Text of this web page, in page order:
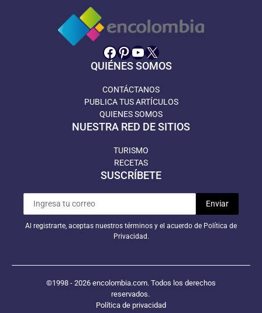
Facebook
Pinterest
YouTube
X
QUIÉNES SOMOS
CONTÁCTANOS
PUBLICA TUS ARTÍCULOS
QUIENES SOMOS
NUESTRA RED DE SITIOS
TURISMO
RECETAS
SUSCRÍBETE
Al registrarte, aceptas nuestros términos y el acuerdo de Política de
Privacidad.
©1998 - 2026 encolombia.com. Todos los derechos
reservados.
Política de privacidad